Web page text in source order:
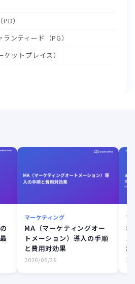
）
ンティード（PG）
ットプレイス）
マーケティング
MA（マーケティングオー
トメーション）導入の手順
と費用対効果
2026/05/26
マ
オ
え
本
担